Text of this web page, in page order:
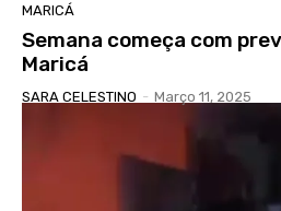
MARICÁ
Semana começa com
Maricá
SARA CELESTINO - Março 11, 2025